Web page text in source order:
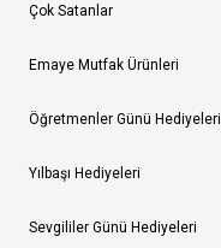
Çok Satanlar
Emaye Mutfak Ürünleri
Öğretmenler Günü Hediyeleri
Yılbaşı Hediyeleri
Sevgililer Günü Hediyeleri